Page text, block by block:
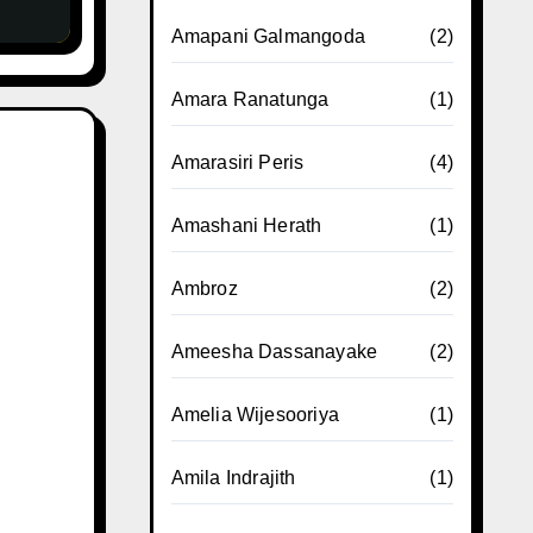
Amapani Galmangoda (2)
Amara Ranatunga (1)
Amarasiri Peris (4)
Amashani Herath (1)
Ambroz (2)
Ameesha Dassanayake (2)
Amelia Wijesooriya (1)
Amila Indrajith (1)